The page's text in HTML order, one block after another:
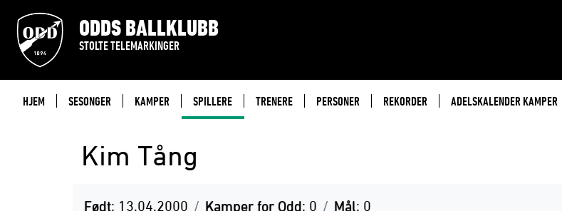
ODDS BALLKLUBB
STOLTE TELEMARKINGER
HJEM SESONGER KAMPER SPILLERE TRENERE PERSONER REKORDER ADELSKALENDER KAMPER
Kim Tång
Født: 13.04.2000 Kamper for Odd: 0 Mål: 0